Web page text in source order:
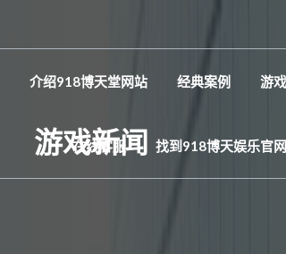
介绍918博天堂网站 经典案例 游
在线客服 找到918博天娱乐官
游戏新闻